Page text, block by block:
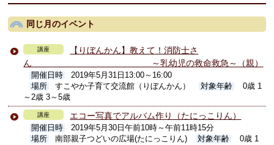
同じ月のイベント
講座
【りぼんかん】教えて！消防士さ
ん ～乳幼児の救命救急～（親）
開催日時
2019年5月31日13:00～16:00
場所
すこやか子育て交流館（りぼんかん） 対象年齢
0歳 1
～2歳 3～5歳
講座 エコー写真でアルバム作り（たにっこりん）
開催日時
2019年5月30日午前10時～午前11時15分
場所
南部親子つどいの広場(たにっこりん) 対象年齢
0歳 1